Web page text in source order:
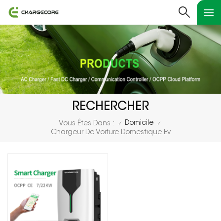
RECHERCHER
Vous Êtes Dans : / Domicile /
Chargeur De Voiture Domestique Ev